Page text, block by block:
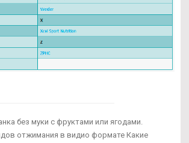
без муки с фруктами или ягодами.
отжимания в видио формате Какие